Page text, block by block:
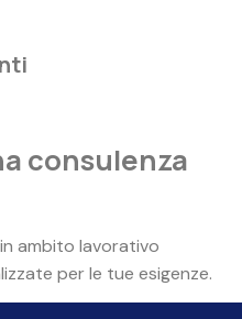
consulenza
ambito lavorativo
per le tue esigenze.